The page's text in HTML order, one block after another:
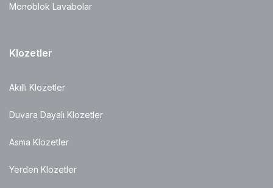
Monoblok Lavabolar
Klozetler
Akıllı Klozetler
Duvara Dayalı Klozetler
Asma Klozetler
Yerden Klozetler